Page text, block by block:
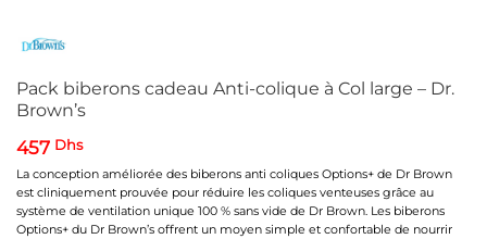
Pack biberons cadeau Anti-colique à Col large – Dr.
Brown’s
457 Dhs
La conception améliorée des biberons anti coliques Options+ de Dr Brown
est cliniquement prouvée pour réduire les coliques venteuses grâce au
système de ventilation unique 100 % sans vide de Dr Brown. Les biberons
Options+ du Dr Brown’s offrent un moyen simple et confortable de nourrir